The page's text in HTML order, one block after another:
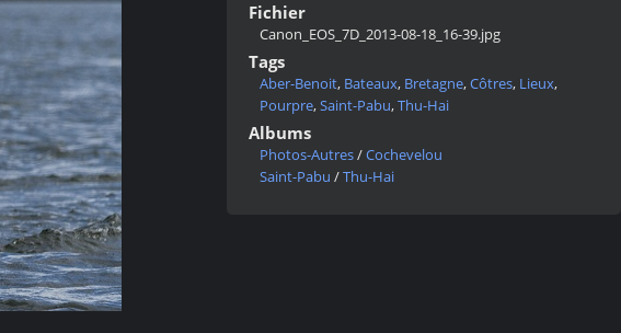
Fichier
Canon_EOS_7D_2013-08-18_16-39.jpg
Tags
Aber-Benoit, Bateaux, Bretagne,Côtres, Lieux,
Pourpre,Saint-Pabu,Thu-Hai
Albums
Photos-Autres/Cochevelou
Saint-Pabu /Thu-Hai